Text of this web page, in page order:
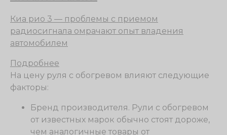
Киа рио 3 — проблемы с приемом
радиосигнала омрачают опыт владения
автомобилем
Подробнее
На цену руля с обогревом влияют следующие
факторы:
Бренд производителя. Рули с обогревом
от известных марок обычно стоят дороже,
чем аналогичные товары от